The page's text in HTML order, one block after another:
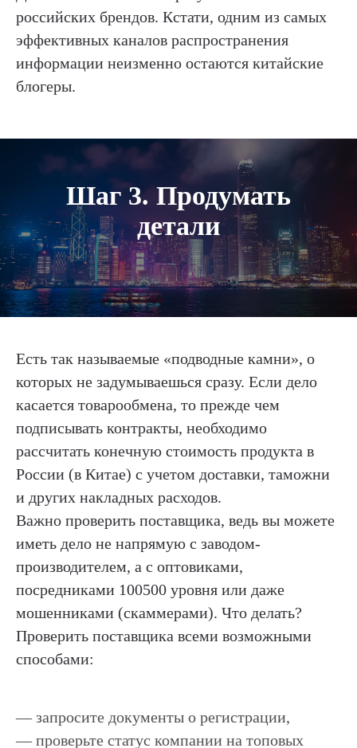
российских брендов. Кстати, одним из самых
эффективных каналов распространения
информации неизменно остаются китайские
блогеры.
Шаг 3. Продумать
детали
Есть так называемые «подводные камни», о
которых не задумываешься сразу. Если дело
касается товарообмена, то прежде чем
подписывать контракты, необходимо
рассчитать конечную стоимость продукта в
России (в Китае) с учетом доставки, таможни
и других накладных расходов.
Важно проверить поставщика, ведь вы можете
иметь дело не напрямую с заводом-
производителем, а с оптовиками,
посредниками 100500 уровня или даже
мошенниками (скаммерами). Что делать?
Проверить поставщика всеми возможными
способами:
— запросите документы о регистрации,
— проверьте статус компании на топовых